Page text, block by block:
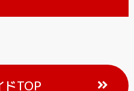
ドTOP